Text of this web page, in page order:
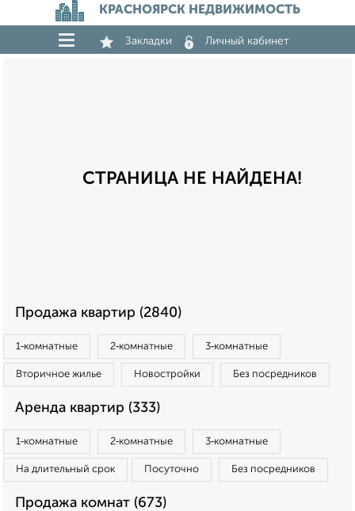
КРАСНОЯРСК НЕДВИЖИМОСТЬ
Закладки Личный кабинет
СТРАНИЦА НЕ НАЙДЕНА!
Продажа квартир (2840)
1‑комнатные 2‑комнатные 3‑комнатные
Вторичное жилье Новостройки Без посредников
Аренда квартир (333)
1‑комнатные 2‑комнатные 3‑комнатные
На длительный срок Посуточно Без посредников
Продажа комнат (673)